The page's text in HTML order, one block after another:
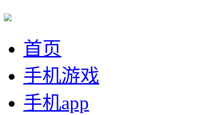
首页
手机游戏
手机app